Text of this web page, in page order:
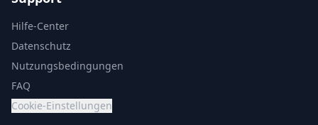
Hilfe-Center
Datenschutz
Nutzungsbedingungen
FAQ
Cookie-Einstellungen